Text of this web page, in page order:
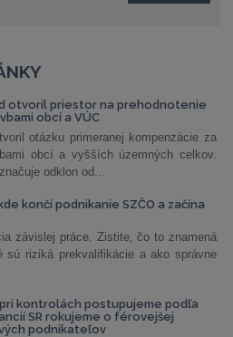
otvoril priestor na prehodnotenie
obcí a VÚC
otázku primeranej kompenzácie za
obcí a vyšších územných celkov.
odklon od...
končí podnikanie SZČO a začína
závislej práce. Zistite, čo to znamená
sú riziká prekvalifikácie a ako správne
kontrolách postupujeme podľa
SR rokujeme o férovejšej
podnikateľov